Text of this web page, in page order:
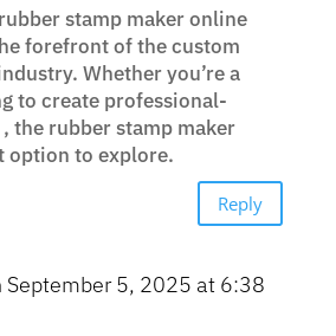
stamp maker online
forefront of the custom
Whether you’re a
to create professional-
the rubber stamp maker
option to explore.
Reply
September 5, 2025 at 6:38